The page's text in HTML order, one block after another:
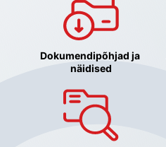
Dokumendipõhjad ja
näidised